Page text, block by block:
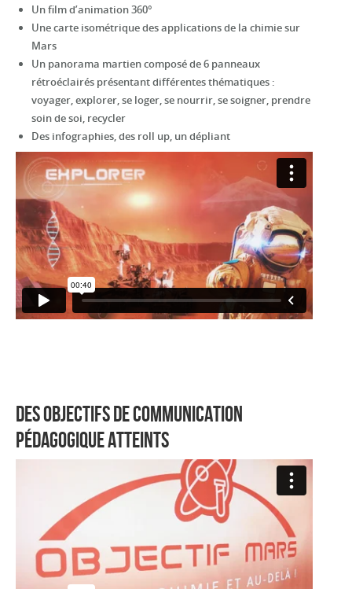
Un film d’animation 360°
Une carte isométrique des applications de la chimie sur
Mars
Un panorama martien composé de 6 panneaux
rétroéclairés présentant différentes thématiques :
voyager, explorer, se loger, se nourrir, se soigner, prendre
soin de soi, recycler
Des infographies, des roll up, un dépliant
Des objectifs de communication
pédagogique atteints